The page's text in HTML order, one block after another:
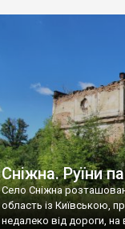
старовинний цвинтар із
збереглися, написані
мовою. За всіма
український. Хрести
роках Болган […]
Сніжна. Руїни
Село Сніжна
область із Київською,
недалеко від дороги, на